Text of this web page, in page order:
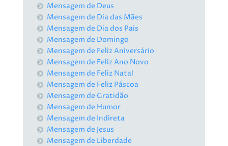
Mensagem de Deus
Mensagem de Dia das Mães
Mensagem de Dia dos Pais
Mensagem de Domingo
Mensagem de Feliz Aniversário
Mensagem de Feliz Ano Novo
Mensagem de Feliz Natal
Mensagem de Feliz Páscoa
Mensagem de Gratidão
Mensagem de Humor
Mensagem de Indireta
Mensagem de Jesus
Mensagem de Liberdade